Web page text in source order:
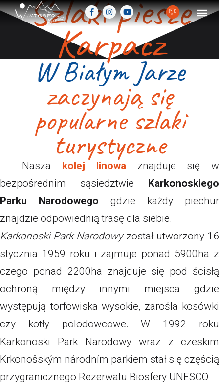
Szlaki piesze
Karpacz
W Białym Jarze
zaczynają się
popularne szlaki
turystyczne
Nasza kolej linowaznajduje się w
bezpośrednim sąsiedztwie Karkonoskiego
Parku Narodowego gdzie każdy piechur
znajdzie odpowiednią trasę dla siebie.
Karkonoski Park Narodowyzostał utworzony 16
stycznia 1959 roku i zajmuje ponad 5900ha z
czego ponad 2200ha znajduje się pod ścisłą
ochroną między innymi miejsca gdzie
występują torfowiska wysokie, zarośla kosówki
czy kotły polodowcowe. W 1992 roku
Karkonoski Park Narodowy wraz z czeskim
Krkonošským národním parkiem stał się częścią
przygranicznego Rezerwatu Biosfery UNESCO